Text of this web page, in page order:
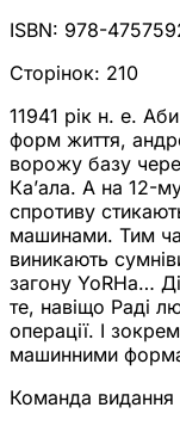
ISBN: 978-
Сторінок: 210
11941 рік н. е.
форм життя,
ворожу базу
Ка’ала. А на 12-
спротиву
машинами. Тим
виникають
загону YoRHa…
те, навіщо Раді
операції. І
машинними
Команда видання